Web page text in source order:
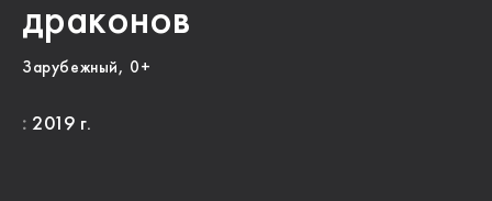
драконов
Зарубежный, 0+
: 2019 г.